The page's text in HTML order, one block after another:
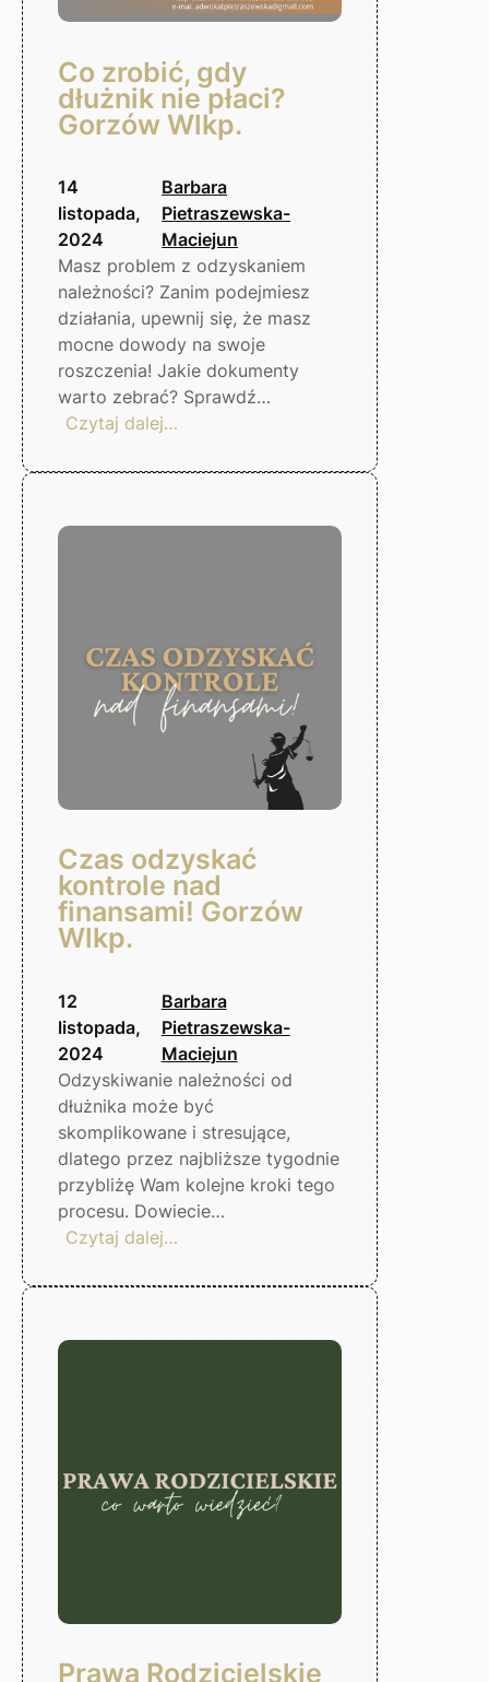
Co zrobić, gdy
dłużnik nie płaci?
Gorzów Wlkp.
14
listopada,
2024
Barbara
Pietraszewska-
Maciejun
Masz problem z odzyskaniem
należności? Zanim podejmiesz
działania, upewnij się, że masz
mocne dowody na swoje
roszczenia! Jakie dokumenty
warto zebrać? Sprawdź…
Czytaj dalej…
zrobić,
dłużnik
Czas odzyskać
kontrole nad
finansami! Gorzów
Wlkp.
12
listopada,
2024
Barbara
Pietraszewska-
Maciejun
Odzyskiwanie należności od
dłużnika może być
skomplikowane i stresujące,
dlatego przez najbliższe tygodnie
przybliżę Wam kolejne kroki tego
procesu. Dowiecie…
Czytaj dalej…
odzyskać
nad
Prawa Rodzicielskie